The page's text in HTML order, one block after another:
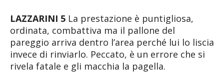
LAZZARINI 5 La prestazione è puntigliosa,
ordinata, combattiva ma il pallone del
pareggio arriva dentro l’area perché lui lo liscia
invece di rinviarlo. Peccato, è un errore che si
rivela fatale e gli macchia la pagella.